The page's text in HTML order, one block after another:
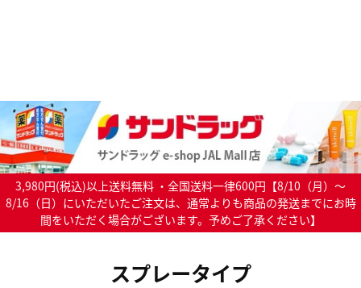
3,980円(税込)以上送料無料 ・全国送料一律600円【8/10（月）～
8/16（日）にいただいたご注文は、通常よりも商品の発送までにお時
間をいただく場合がございます。予めご了承ください】
スプレータイプ